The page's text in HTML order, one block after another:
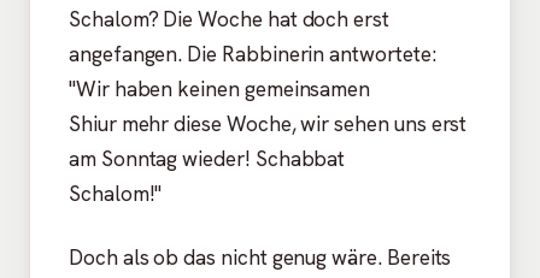
Schalom? Die Woche hat doch erst
angefangen. Die Rabbinerin antwortete:
"Wir haben keinen gemeinsamen
Shiur mehr diese Woche, wir sehen uns erst
am Sonntag wieder! Schabbat
Schalom!"
Doch als ob das nicht genug wäre. Bereits